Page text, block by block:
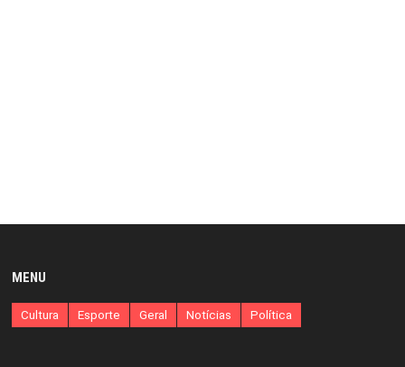
MENU
Cultura Esporte Geral Notícias Política